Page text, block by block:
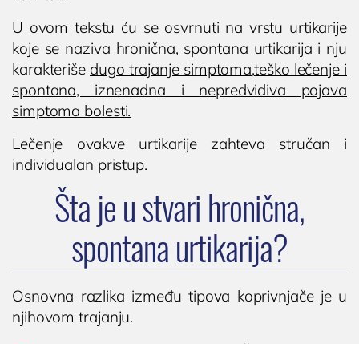
U ovom tekstu ću se osvrnuti na vrstu urtikarije
koje se naziva hronična, spontana urtikarija i nju
karakteriše dugo trajanje simptoma,teško lečenje i
spontana, iznenadna i nepredvidiva pojava
simptoma bolesti.
Lečenje ovakve urtikarije zahteva stručan i
individualan pristup.
Šta je u stvari hronična,
spontana urtikarija?
Osnovna razlika između tipova koprivnjače je u
njihovom trajanju.